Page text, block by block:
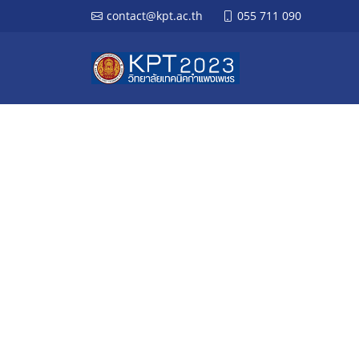
contact@kpt.ac.th 055 711 090